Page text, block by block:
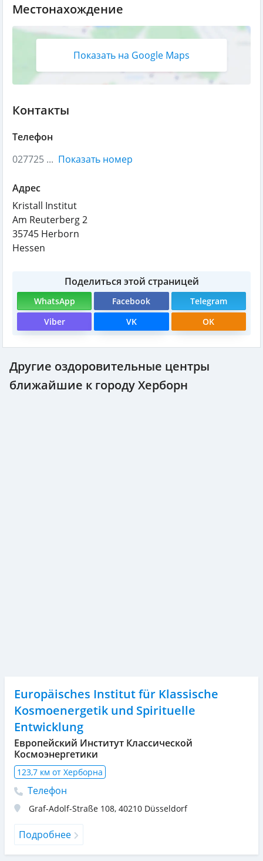
Местонахождение
Показать на Google Maps
Контакты
Телефон
027725 ... Показать номер
Адрес
Kristall Institut
Am Reuterberg 2
35745 Herborn
Hessen
Поделиться этой страницей
WhatsApp Facebook
Telegram
Viber
VK OK
Другие оздоровительные центры
ближайшие к городу Херборн
Europäisches Institut für Klassische
Kosmoenergetik und Spirituelle
Entwicklung
Европейский Институт Классической
Космоэнергетики
123,7 км от Херборна
Телефон
Graf-Adolf-Straße 108, 40210 Düsseldorf
Подробнее